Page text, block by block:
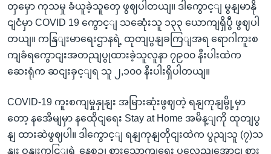
တှမှော ကုသမှု ခံယူခဲ့သူတှေ ဖွဈပါတယျ။ ဒါကွောင့ျ မွနျမာနို
ငျငံမှာ COVID 19 ကွောင့ျ သဆေုံးသူ ၁၃၃ ယောကျရှိပွီ ဖွဈပါ
တယျ။ ကနြျးမာရေးဌာနရဲ့ ထုတျပွနျခကြျအရ ရောဂါကူးစ
ကျခံရကွောငျးအတညျပွုထားခဲ့သူလူနာ ၇၉၀၀ နီးပါးထဲက
ဆေးရုံက ဆငျးခှင့ျရ သူ ၂,၁၀၀ နီးပါးရှိပါတယျ။
COVID-19 ကူးစကျမှုနှုနျး အမြားဆုံးဖွဈတဲ့ ရနျကုနျမွို့မှာ
တော့ နအေိမျမှာ နထေိုငျရေး Stay at Home အမိန့ျကို ထုတျပွ
နျ ထားဆဲဖွဈပါ။ ဒါကွောင့ျ ရနျကုနျတိုငျးထဲက ပွညျသူ (၇)သ
နျး ဝနျးကငြျရဲ့ နေ့စဉျ စားသောကျရေး ပွလေညျအောငျ စား